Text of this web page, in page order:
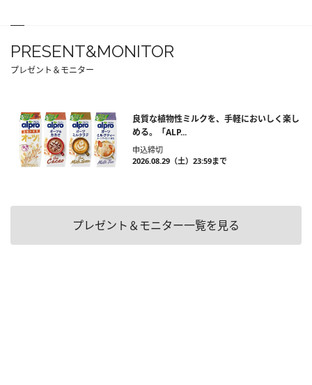
PRESENT&MONITOR
プレゼント＆モニター
良質な植物性ミルクを、手軽においしく楽し
める。「ALP...
申込締切
2026.08.29（土）23:59まで
プレゼント＆モニター一覧を見る